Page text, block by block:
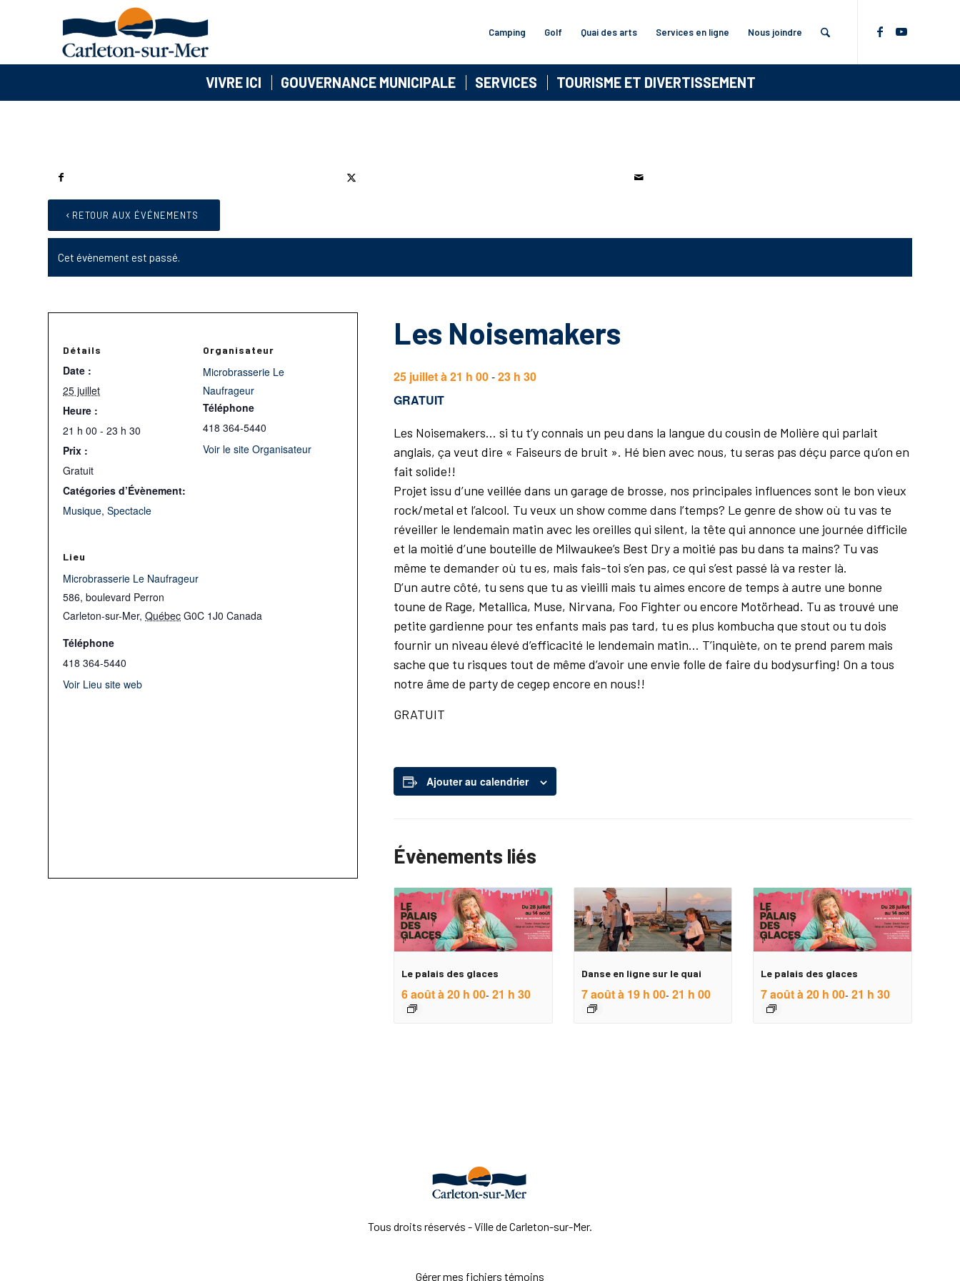
Camping Golf Quai des arts Services en ligne Nous joindre
VIVRE ICI GOUVERNANCE MUNICIPALE SERVICES TOURISME ET DIVERTISSEMENT
RETOUR AUX ÉVÉNEMENTS
Cet évènement est passé.
Les Noisemakers
25 juillet à 21 h 00-23 h 30
GRATUIT
Les Noisemakers… si tu t’y connais un peu dans la langue du cousin de Molière qui parlait
anglais, ça veut dire « Faiseurs de bruit ». Hé bien avec nous, tu seras pas déçu parce qu’on en
fait solide!!
Projet issu d’une veillée dans un garage de brosse, nos principales influences sont le bon vieux
rock/metal et l’alcool. Tu veux un show comme dans l’temps? Le genre de show où tu vas te
réveiller le lendemain matin avec les oreilles qui silent, la tête qui annonce une journée difficile
et la moitié d’une bouteille de Milwaukee’s Best Dry a moitié pas bu dans ta mains? Tu vas
même te demander où tu es, mais fais-toi s’en pas, ce qui s’est passé là va rester là.
D’un autre côté, tu sens que tu as vieilli mais tu aimes encore de temps à autre une bonne
toune de Rage, Metallica, Muse, Nirvana, Foo Fighter ou encore Motörhead. Tu as trouvé une
petite gardienne pour tes enfants mais pas tard, tu es plus kombucha que stout ou tu dois
fournir un niveau élevé d’efficacité le lendemain matin… T’inquiète, on te prend parem mais
sache que tu risques tout de même d’avoir une envie folle de faire du bodysurfing! On a tous
notre âme de party de cegep encore en nous!!
GRATUIT
Ajouter au calendrier
Évènements liés
Le palais des glaces
6 août à 20 h 00- 21 h 30
Danse en ligne sur le quai
7 août à 19 h 00- 21 h 00
Le palais des glaces
7 août à 20 h 00- 21 h 30
Détails
Date :
25 juillet
Heure :
21 h 00 - 23 h 30
Prix :
Gratuit
Catégories d’Évènement:
Musique, Spectacle
Organisateur
Microbrasserie Le
Naufrageur
Téléphone
418 364-5440
Voir le site Organisateur
Lieu
Microbrasserie Le Naufrageur
586, boulevard Perron
Carleton-sur-Mer, Québec G0C 1J0 Canada
Téléphone
418 364-5440
Voir Lieu site web
Tous droits réservés - Ville de Carleton-sur-Mer.
Gérer mes fichiers témoins